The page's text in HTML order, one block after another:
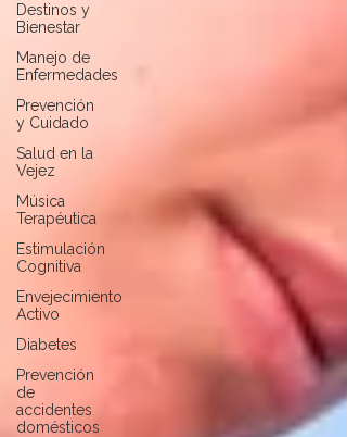
Destinos y
Bienestar
Manejo de
Enfermedades
Prevención
y Cuidado
Salud en la
Vejez
Música
Terapéutica
Estimulación
Cognitiva
Envejecimiento
Activo
Diabetes
Prevención
de
accidentes
domésticos